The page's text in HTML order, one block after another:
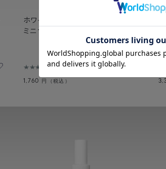
ホワイトリリー オードパルファン
ミニサイズ
250件
1,760 円（税込）